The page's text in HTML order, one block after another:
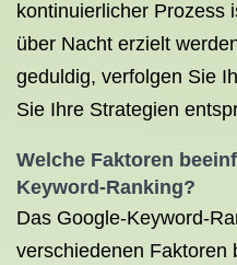
kontinuierlicher Prozess
über Nacht erzielt
geduldig, verfolgen Sie
Sie Ihre Strategien
Welche Faktoren
Keyword-Ranking?
Das Google-Keyword-
verschiedenen Faktoren